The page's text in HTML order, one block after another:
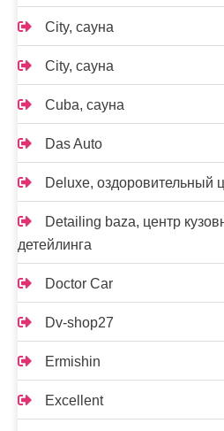
City, сауна
City, сауна
Cuba, сауна
Das Auto
Deluxe, оздоровительный
Detailing baza, центр
детейлинга
Doctor Car
Dv-shop27
Ermishin
Excellent